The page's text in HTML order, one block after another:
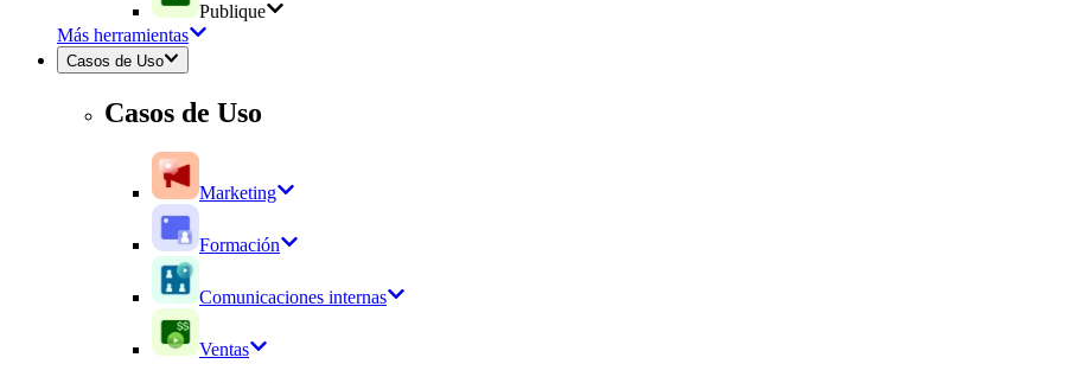
Publique
Más herramientas
Casos de Uso
Casos de Uso
Marketing
Formación
Comunicaciones internas
Ventas